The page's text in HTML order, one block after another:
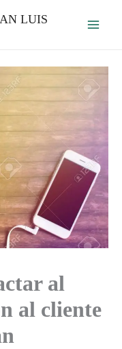
LUIS
al
al cliente